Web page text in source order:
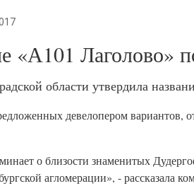
«А101 Лаголово»
области утвердила
девелопером
о близости знаменитых
агломерации», -